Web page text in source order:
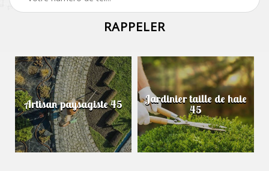
Artisan paysagiste 45 Jardinier taille de haie
45